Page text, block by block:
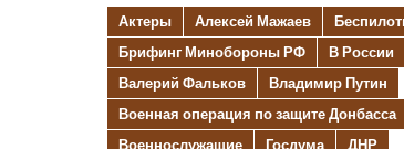
Актеры Алексей Мажаев
Брифинг Минобороны РФ
В России
Валерий Фальков
Владимир Путин
Военная операция по защите Донбасса
Военнослужащие
Госдума
ДНР